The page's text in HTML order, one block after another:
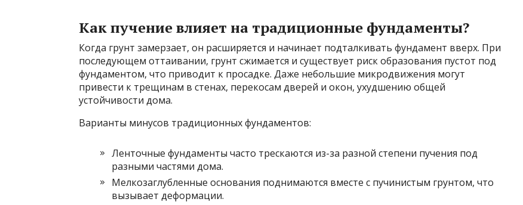
Как пучение влияет на традиционные фундаменты?
Когда грунт замерзает, он расширяется и начинает подталкивать фундамент вверх. При
последующем оттаивании, грунт сжимается и существует риск образования пустот под
фундаментом, что приводит к просадке. Даже небольшие микродвижения могут
привести к трещинам в стенах, перекосам дверей и окон, ухудшению общей
устойчивости дома.
Варианты минусов традиционных фундаментов:
Ленточные фундаменты часто трескаются из-за разной степени пучения под
разными частями дома.
Мелкозаглубленные основания поднимаются вместе с пучинистым грунтом, что
вызывает деформации.